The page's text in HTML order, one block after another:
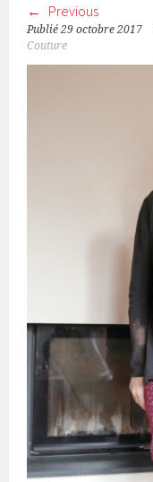
Previous
Publié29 octobre 2017
Couture